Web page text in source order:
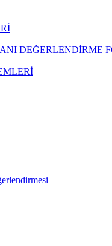
DEĞERLENDİRME